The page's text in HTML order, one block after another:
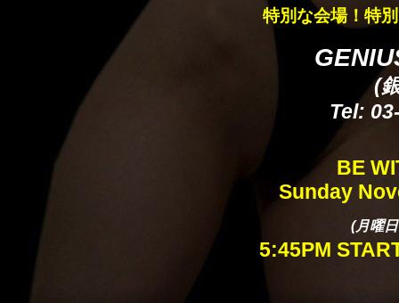
特別な会場！特
(
Tel:
BE
Sunday
(月曜
5:45PM